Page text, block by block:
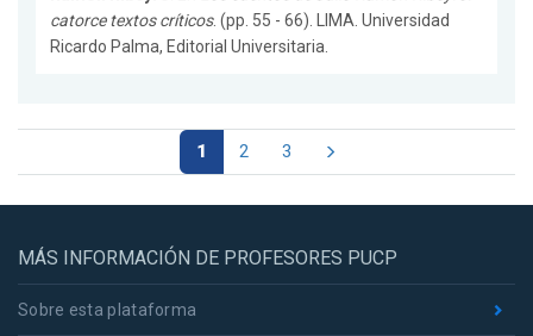
catorce textos críticos. (pp. 55 - 66). LIMA. Universidad
Ricardo Palma, Editorial Universitaria.
1 2 3
MÁS INFORMACIÓN DE PROFESORES PUCP
Sobre esta plataforma